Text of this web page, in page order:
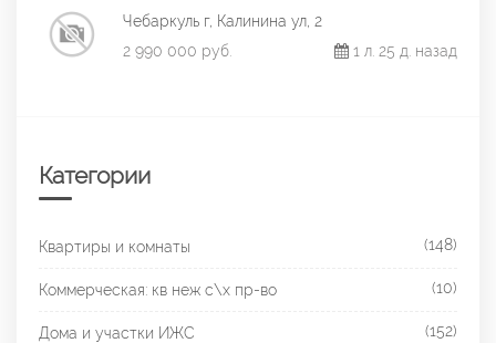
Чебаркуль г, Калинина ул, 2
2 990 000 руб.
1 л. 25 д. назад
Категории
Квартиры и комнаты (148)
Коммерческая: кв неж с\х пр-во (10)
Дома и участки ИЖС (152)